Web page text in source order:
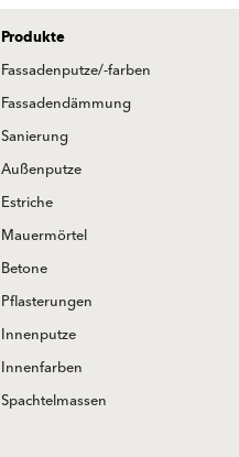
Produkte
Fassadenputze/-farben
Fassadendämmung
Sanierung
Außenputze
Estriche
Mauermörtel
Betone
Pflasterungen
Innenputze
Innenfarben
Spachtelmassen